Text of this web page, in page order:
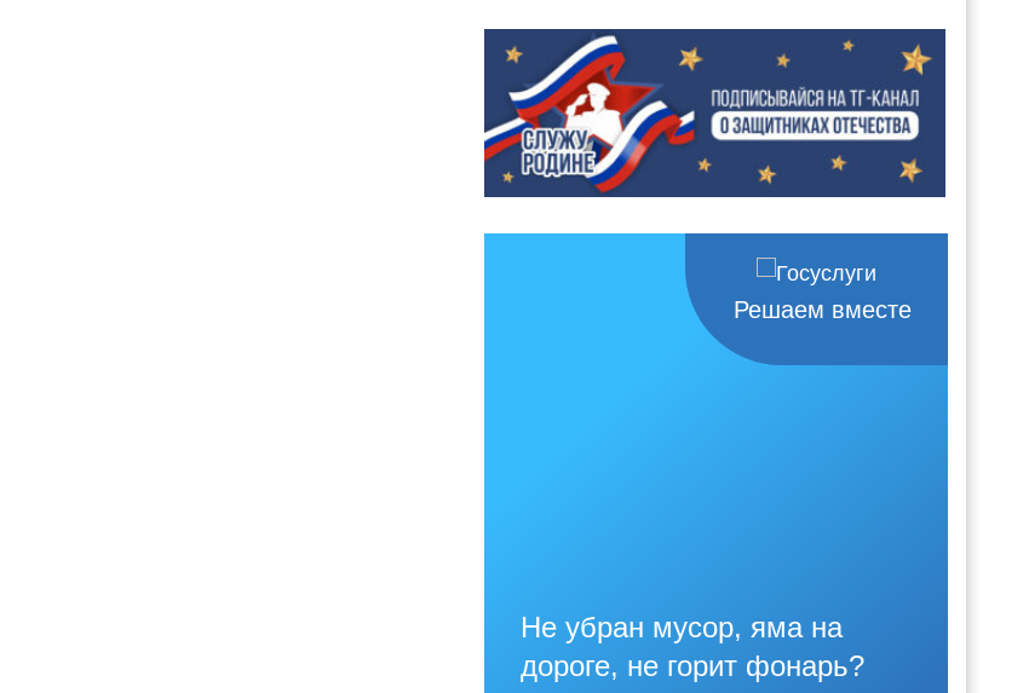
Решаем вместе
Не убран мусор, яма на
дороге, не горит фонарь?